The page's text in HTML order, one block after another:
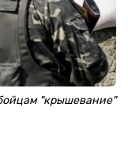
"крышевание"